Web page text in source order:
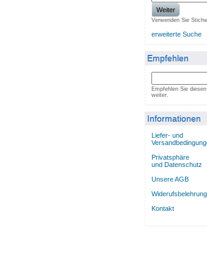
Weiter
Verwenden Sie
erweiterte Suche
Empfehlen
Empfehlen Sie
weiter.
Informationen
Liefer- und
Privatsphäre
und Datenschutz
Unsere AGB
Widerufsbelehrung
Kontakt